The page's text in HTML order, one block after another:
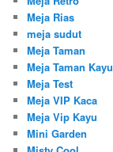
Meja Rias
meja sudut
Meja Taman
Meja Taman Kayu
Meja Test
Meja VIP Kaca
Meja Vip Kayu
Mini Garden